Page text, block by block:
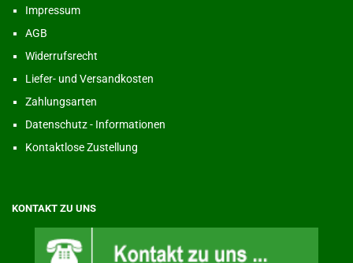
Impressum
AGB
Widerrufsrecht
Liefer- und Versandkosten
Zahlungsarten
Datenschutz - Informationen
Kontaktlose Zustellung
KONTAKT ZU UNS